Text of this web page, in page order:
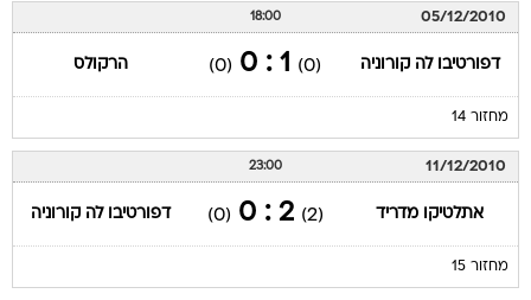
05/12/2010
18:00
דפורטיבו לה קורוניה (0)
1 : 0
(0) הרקולס
מחזור 14
11/12/2010
23:00
אתלטיקו מדריד (2)
2 : 0
(0) דפורטיבו לה קורוניה
מחזור 15